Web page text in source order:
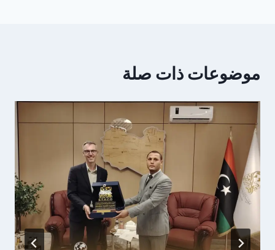
موضوعات ذات صلة